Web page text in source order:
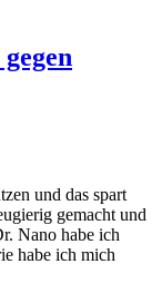
und das spart
gemacht und
Nano habe ich
habe ich mich